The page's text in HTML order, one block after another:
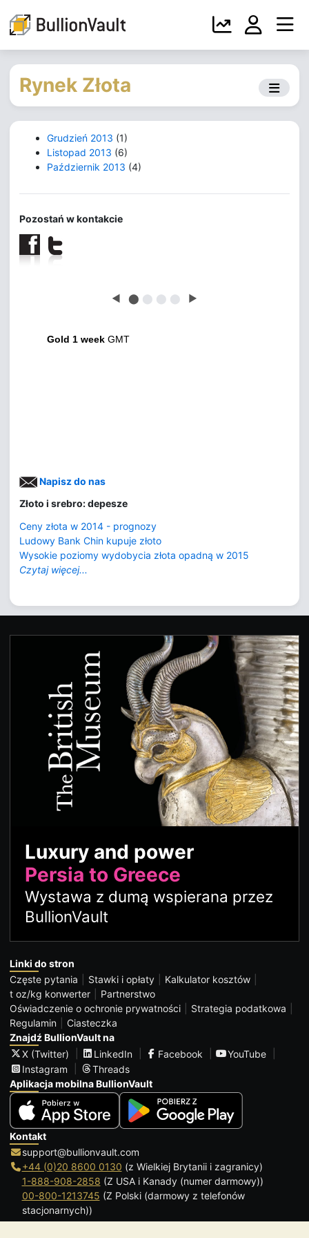
Rynek Złota
Grudzień 2013 (1)
Listopad 2013 (6)
Październik 2013 (4)
Pozostań w kontakcie
◀ ⬤ ⬤ ⬤ ⬤ ▶
Gold 1 week GMT
Napisz do nas
Złoto i srebro: depesze
Ceny złota w 2014 - prognozy
Ludowy Bank Chin kupuje złoto
Wysokie poziomy wydobycia złota opadną w 2015
Czytaj więcej...
Luxury and power
Persia to Greece
Wystawa z dumą wspierana przez
BullionVault
Linki do stron
Częste pytania
Stawki i opłaty
Kalkulator kosztów
t oz/kg konwerter
Partnerstwo
Oświadczenie o ochronie prywatności
Strategia podatkowa
Regulamin
Ciasteczka
Znajdź BullionVault na
X (Twitter)
LinkedIn Facebook
YouTube
Instagram
Threads
Aplikacja mobilna BullionVault
Kontakt
support@bullionvault.com
+44 (0)20 8600 0130 (z Wielkiej Brytanii i zagranicy)
1-888-908-2858 (Z USA i Kanady (numer darmowy))
00-800-1213745 (Z Polski (darmowy z telefonów
stacjonarnych))